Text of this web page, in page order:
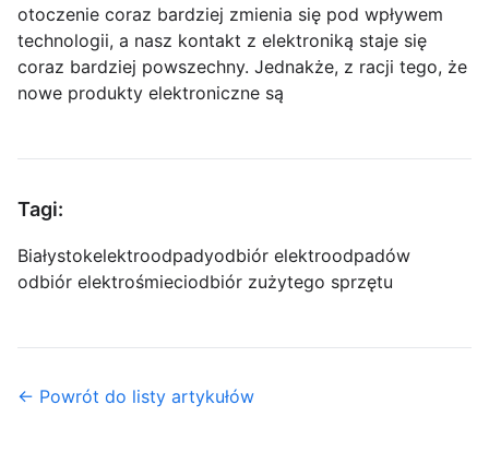
otoczenie coraz bardziej zmienia się pod wpływem
technologii, a nasz kontakt z elektroniką staje się
coraz bardziej powszechny. Jednakże, z racji tego, że
nowe produkty elektroniczne są
Tagi:
Białystokelektroodpadyodbiór elektroodpadów
odbiór elektrośmieciodbiór zużytego sprzętu
← Powrót do listy artykułów